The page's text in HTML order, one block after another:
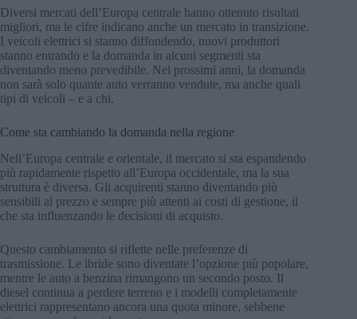
Diversi mercati dell’Europa centrale hanno ottenuto risultati
migliori, ma le cifre indicano anche un mercato in transizione.
I veicoli elettrici si stanno diffondendo, nuovi produttori
stanno entrando e la domanda in alcuni segmenti sta
diventando meno prevedibile. Nei prossimi anni, la domanda
non sarà solo quante auto verranno vendute, ma anche quali
tipi di veicoli – e a chi.
Come sta cambiando la domanda nella regione
Nell’Europa centrale e orientale, il mercato si sta espandendo
più rapidamente rispetto all’Europa occidentale, ma la sua
struttura è diversa. Gli acquirenti stanno diventando più
sensibili al prezzo e sempre più attenti ai costi di gestione, il
che sta influenzando le decisioni di acquisto.
Questo cambiamento si riflette nelle preferenze di
trasmissione. Le ibride sono diventate l’opzione più popolare,
mentre le auto a benzina rimangono un secondo posto. Il
diesel continua a perdere terreno e i modelli completamente
elettrici rappresentano ancora una quota minore, sebbene